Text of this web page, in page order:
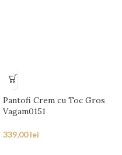
Pantofi Crem cu Toc Gros
Vagam0151
339,00lei